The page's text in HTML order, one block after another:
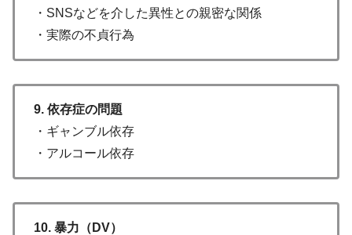
・SNSなどを介した異性との親密な関係
・実際の不貞行為
9. 依存症の問題
・ギャンブル依存
・アルコール依存
10. 暴力（DV）